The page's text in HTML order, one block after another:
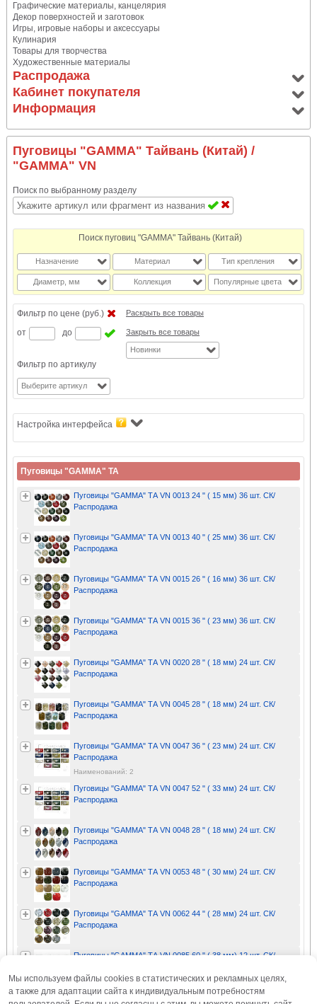
Графические материалы, канцелярия
Декор поверхностей и заготовок
Игры, игровые наборы и аксессуары
Кулинария
Товары для творчества
Художественные материалы
Распродажа
Кабинет покупателя
Информация
Пуговицы "GAMMA" Тайвань (Китай) /
"GAMMA" VN
Поиск по выбранному разделу
Поиск пуговиц "GAMMA" Тайвань (Китай)
Назначение Материал Тип крепления
Диаметр, мм Коллекция Популярные цвета
Фильтр по цене (руб.)
от
до
Раскрыть все товары
Закрыть все товары
Новинки
Фильтр по артикулу
Выберите артикул
Настройка интерфейса
Пуговицы "GAMMA" ТА
Пуговицы "GAMMA" ТА VN 0013 24 " ( 15 мм) 36 шт. СК/
Распродажа
Пуговицы "GAMMA" ТА VN 0013 40 " ( 25 мм) 36 шт. СК/
Распродажа
Пуговицы "GAMMA" ТА VN 0015 26 " ( 16 мм) 36 шт. СК/
Распродажа
Пуговицы "GAMMA" ТА VN 0015 36 " ( 23 мм) 36 шт. СК/
Распродажа
Пуговицы "GAMMA" ТА VN 0020 28 " ( 18 мм) 24 шт. СК/
Распродажа
Пуговицы "GAMMA" ТА VN 0045 28 " ( 18 мм) 24 шт. СК/
Распродажа
Пуговицы "GAMMA" ТА VN 0047 36 " ( 23 мм) 24 шт. СК/
Распродажа
Наименований: 2
Пуговицы "GAMMA" ТА VN 0047 52 " ( 33 мм) 24 шт. СК/
Распродажа
Пуговицы "GAMMA" ТА VN 0048 28 " ( 18 мм) 24 шт. СК/
Распродажа
Пуговицы "GAMMA" ТА VN 0053 48 " ( 30 мм) 24 шт. СК/
Распродажа
Пуговицы "GAMMA" ТА VN 0062 44 " ( 28 мм) 24 шт. СК/
Распродажа
Пуговицы "GAMMA" ТА VN 0085 60 " ( 38 мм) 12 шт. СК/
Пуговицы "GAMMA" ТА VN 0093 60 " ( 38 мм) 12 шт. СК/
Мы используем файлы cookies в статистических и рекламных целях,
а также для адаптации сайта к индивидуальным потребностям